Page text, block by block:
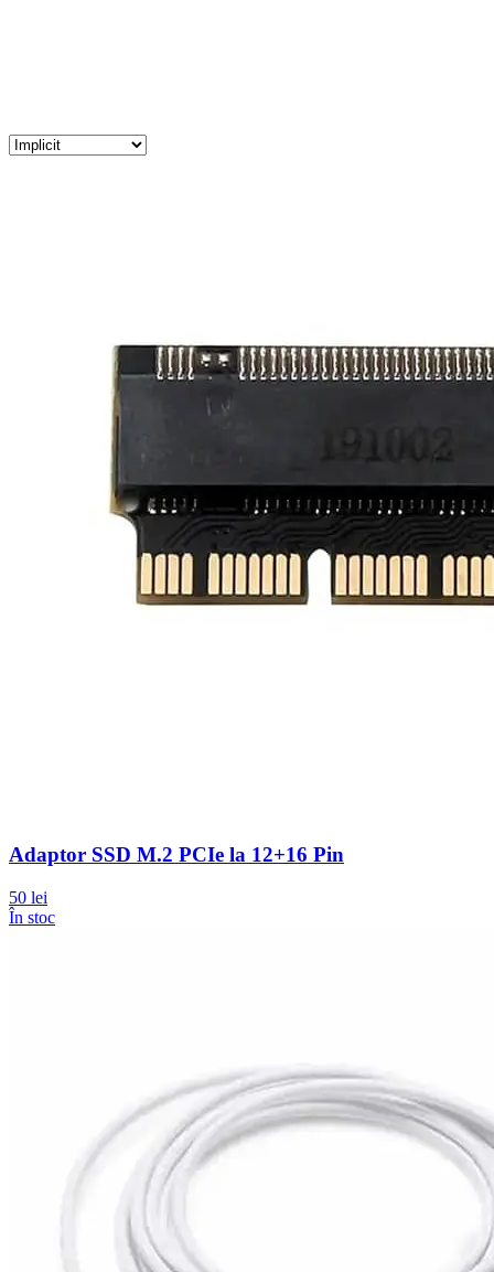
Adaptor SSD M.2 PCIe la 12+16 Pin
50 lei
În stoc